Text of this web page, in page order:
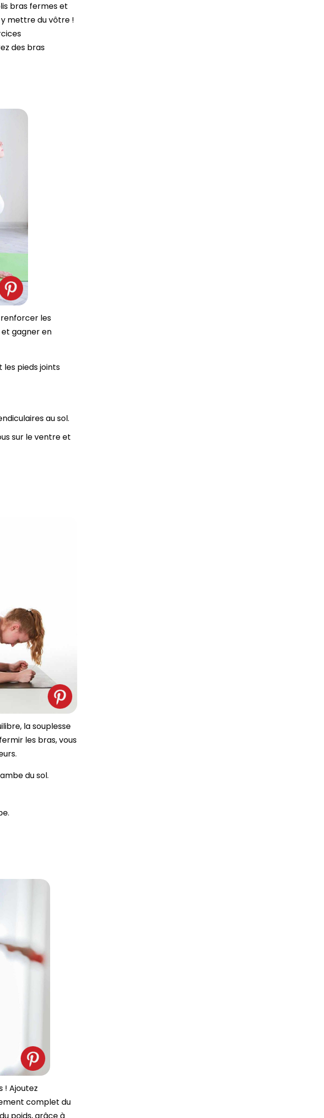
bras fermes et
mettre du vôtre !
des bras
les
gagner en
les pieds joints
au sol.
sur le ventre et
la souplesse
les bras, vous
du sol.
! Ajoutez
complet du